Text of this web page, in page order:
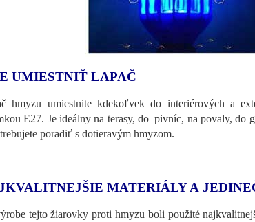
UMIESTNIŤ LAPAČ
hmyzu umiestnite kdekoľvek do interiérových a
E27. Je ideálny na terasy, do pivníc, na povaly, do
poradiť s dotieravým hmyzom.
MATERIÁLY A
tejto žiarovky proti hmyzu boli použité